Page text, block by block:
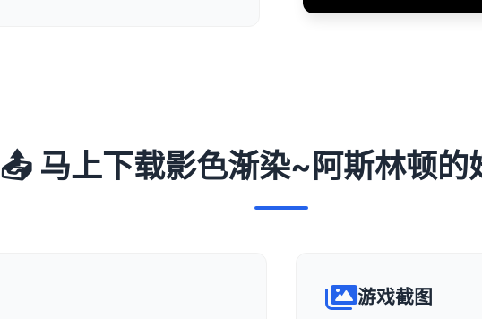
📤 马上下载影色渐染~阿斯林顿的
游戏截图